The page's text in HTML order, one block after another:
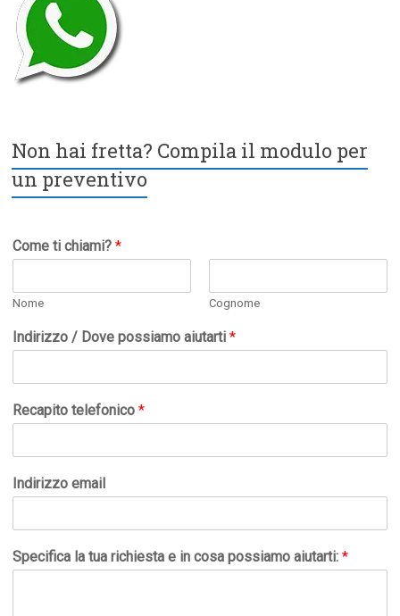
Non hai fretta? Compila il modulo per
un preventivo
Come ti chiami?*
Nome Cognome
Indirizzo / Dove possiamo aiutarti*
Recapito telefonico*
Indirizzo email
Specifica la tua richiesta e in cosa possiamo aiutarti:*